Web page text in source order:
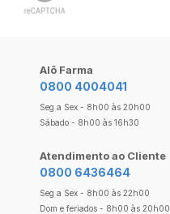
Alô Farma
0800 4004041
Seg a Sex - 8h00 às 20h00
Sábado - 8h00 às 16h30
Atendimento ao Cliente
0800 6436464
Seg a Sex - 8h00 às 22h00
Dom e feriados - 8h00 às 20h00